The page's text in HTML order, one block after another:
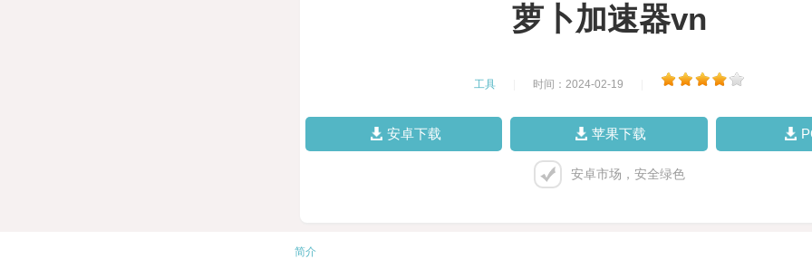
萝卜加速器vn
工具 时间：2024-02-19
安卓下载 苹果下载
安卓市场，安全绿色
简介